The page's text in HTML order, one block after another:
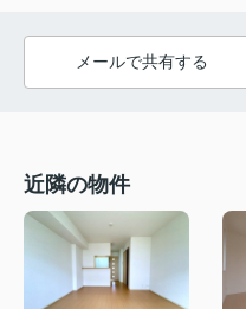
メールで共有する
近隣の物件